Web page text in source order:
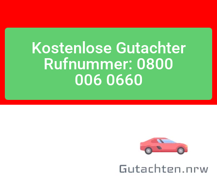
Kostenlose Gutachter
Rufnummer: 0800
006 0660